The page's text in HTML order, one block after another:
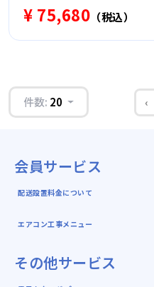
¥ 75,680 （税込）
件数: 20 ‹
会員サービス
配送設置料金について
エアコン工事メニュー
その他サービス